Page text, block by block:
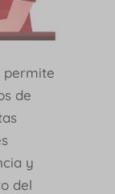
permite
de
y
del